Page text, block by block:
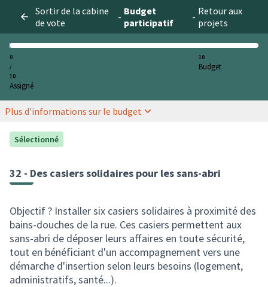
Sortir de la cabine
de vote
- Budget
participatif
- Retour aux
projets
0
/
10
Assigné
10
Budget
Plus d'informations sur le budget
Sélectionné
32 - Des casiers solidaires pour les sans-abri
Objectif ? Installer six casiers solidaires à proximité des
bains-douches de la rue. Ces casiers permettent aux
sans-abri de déposer leurs affaires en toute sécurité,
tout en bénéficiant d'un accompagnement vers une
démarche d'insertion selon leurs besoins (logement,
administratifs, santé...).